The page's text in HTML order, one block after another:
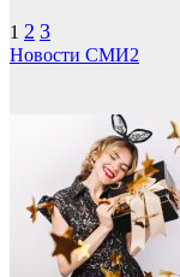
Пагинация
записей
1 2 3
Новости СМИ2